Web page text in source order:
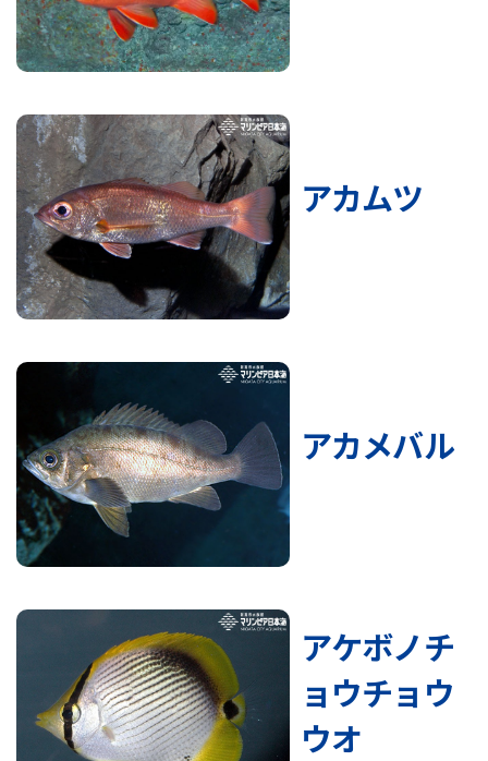
アカムツ
アカメバル
アケボノチ
ョウチョウ
ウオ